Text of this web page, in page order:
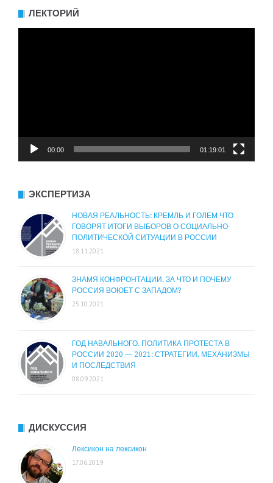
ЛЕКТОРИЙ
00:00 01:19:01
ЭКСПЕРТИЗА
НОВАЯ РЕАЛЬНОСТЬ: КРЕМЛЬ И ГОЛЕМ ЧТО
ГОВОРЯТ ИТОГИ ВЫБОРОВ О СОЦИАЛЬНО-
ПОЛИТИЧЕСКОЙ СИТУАЦИИ В РОССИИ
18.11.2021
ЗНАМЯ КОНФРОНТАЦИИ. ЗА ЧТО И ПОЧЕМУ
РОССИЯ ВОЮЕТ С ЗАПАДОМ?
25.10.2021
ГОД НАВАЛЬНОГО. ПОЛИТИКА ПРОТЕСТА В
РОССИИ 2020 — 2021: СТРАТЕГИИ, МЕХАНИЗМЫ
И ПОСЛЕДСТВИЯ
08.09.2021
ДИСКУССИЯ
Лексикон на лексикон
17.06.2019